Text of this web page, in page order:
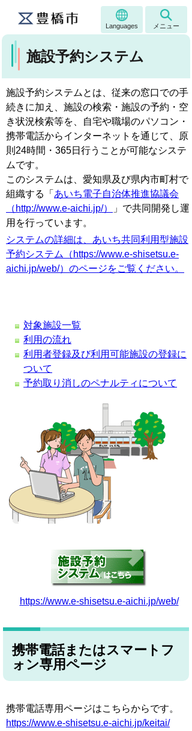
Languages メニュー
施設予約システム
施設予約システムとは、従来の窓口での手
続きに加え、施設の検索・施設の予約・空
き状況検索等を、自宅や職場のパソコン・
携帯電話からインターネットを通じて、原
則24時間・365日行うことが可能なシステ
ムです。
このシステムは、愛知県及び県内市町村で
組織する「 あいち電子自治体推進協議会
（http://www.e-aichi.jp/）
」で共同開発し運
用を行っています。
システムの詳細は、あいち共同利用型施設
予約システム（https://www.e-shisetsu.e-
aichi.jp/web/）のページをご覧ください。
対象施設一覧
利用の流れ
利用者登録及び利用可能施設の登録に
ついて
予約取り消しのペナルティについて
https://www.e-shisetsu.e-aichi.jp/web/
携帯電話またはスマートフ
ォン専用ページ
携帯電話専用ページはこちらからです。
https://www.e-shisetsu.e-aichi.jp/keitai/